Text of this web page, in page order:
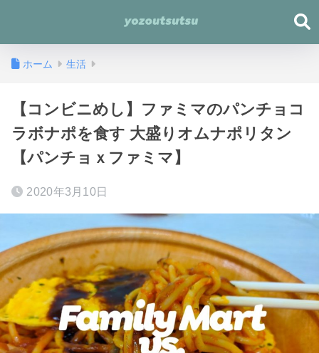
ホーム 生活
【コンビニめし】ファミマのパンチョコ
ラボナポを食す 大盛りオムナポリタン
【パンチョｘファミマ】
2020年3月10日